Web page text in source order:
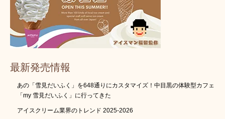
最新発売情報
あの「雪見だいふく」を648通りにカスタマイズ！中目黒の体験型カフェ
「my 雪見だいふく」に行ってきた
アイスクリーム業界のトレンド 2025-2026